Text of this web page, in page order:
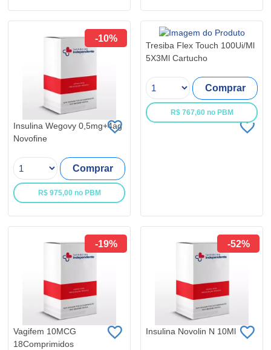
-10%
Insulina Wegovy 0,5mg+4ag
Novofine
Comprar
R$ 975,00 no PBM
Tresiba Flex Touch 100Ui/Ml
5X3Ml Cartucho
Comprar
R$ 767,60 no PBM
-19%
Vagifem 10MCG
18Comprimidos
-52%
Insulina Novolin N 10Ml